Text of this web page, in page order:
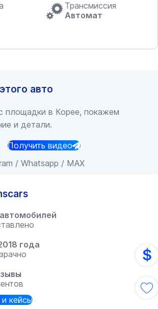
Трансмиссия
Автомат
авто
площадки в Корее, покажем
и детали.
Получить видео
/ Whatsapp / MAX
года
кейсы
$